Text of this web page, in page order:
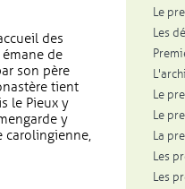
des
de
son père
tient
le Pieux y
y
carolingienne,
Le
Les
Le
Le
La
Les
Les